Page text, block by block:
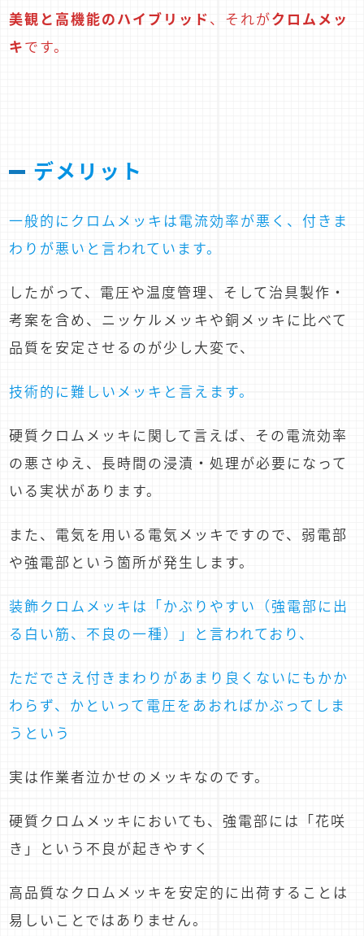
美観と高機能のハイブリッド、それがクロムメッ
キです。
デメリット
一般的にクロムメッキは電流効率が悪く、付きま
わりが悪いと言われています。
したがって、電圧や温度管理、そして治具製作・
考案を含め、ニッケルメッキや銅メッキに比べて
品質を安定させるのが少し大変で、
技術的に難しいメッキと言えます。
硬質クロムメッキに関して言えば、その電流効率
の悪さゆえ、長時間の浸漬・処理が必要になって
いる実状があります。
また、電気を用いる電気メッキですので、弱電部
や強電部という箇所が発生します。
装飾クロムメッキは「かぶりやすい（強電部に出
る白い筋、不良の一種）」と言われており、
ただでさえ付きまわりがあまり良くないにもかか
わらず、かといって電圧をあおればかぶってしま
うという
実は作業者泣かせのメッキなのです。
硬質クロムメッキにおいても、強電部には「花咲
き」という不良が起きやすく
高品質なクロムメッキを安定的に出荷することは
易しいことではありません。